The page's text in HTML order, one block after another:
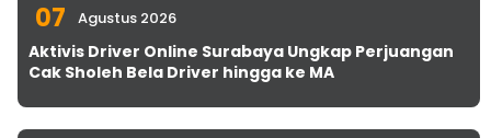
07 Agustus 2026
Aktivis Driver Online Surabaya Ungkap Perjuangan
Cak Sholeh Bela Driver hingga ke MA